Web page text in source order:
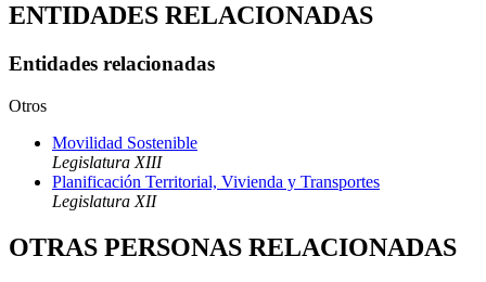
ENTIDADES RELACIONADAS
Entidades relacionadas
Otros
Movilidad Sostenible
Legislatura XIII
Planificación Territorial, Vivienda y Transportes
Legislatura XII
OTRAS PERSONAS RELACIONADAS